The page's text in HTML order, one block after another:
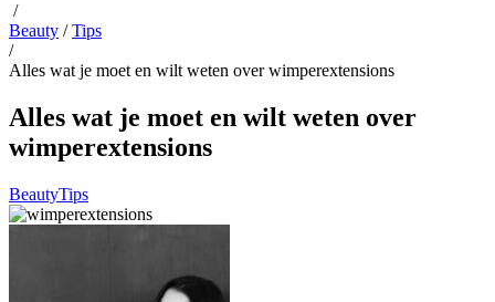
/
Beauty /Tips
/
Alles wat je moet en wilt weten over wimperextensions
Alles wat je moet en wilt weten over
wimperextensions
BeautyTips